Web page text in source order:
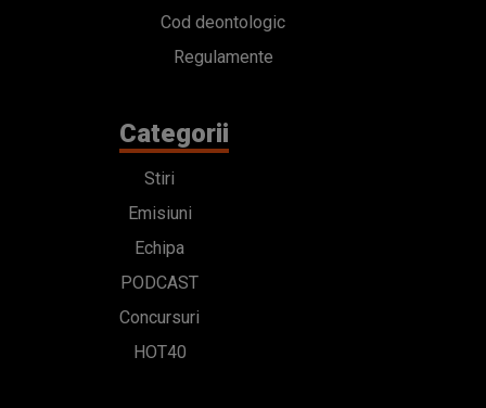
Cod deontologic
Regulamente
Categorii
Stiri
Emisiuni
Echipa
PODCAST
Concursuri
HOT40